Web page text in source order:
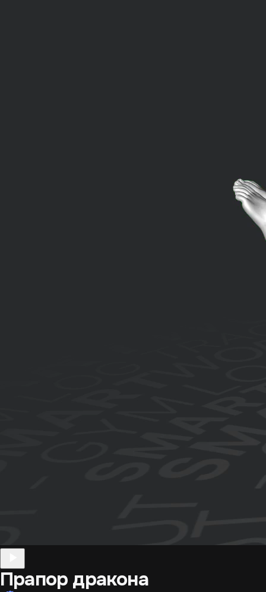
Прапор дракона